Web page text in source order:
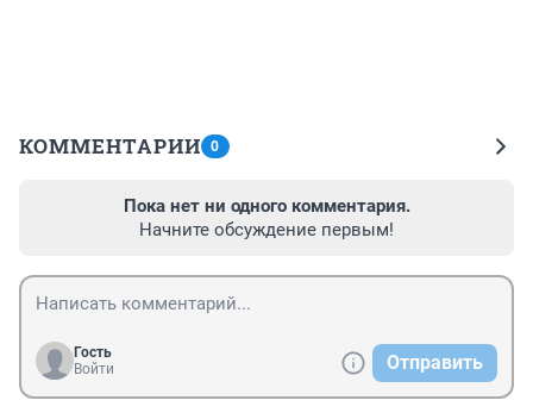
КОММЕНТАРИИ 0
Пока нет ни одного комментария.
Начните обсуждение первым!
Гость
Войти
Отправить